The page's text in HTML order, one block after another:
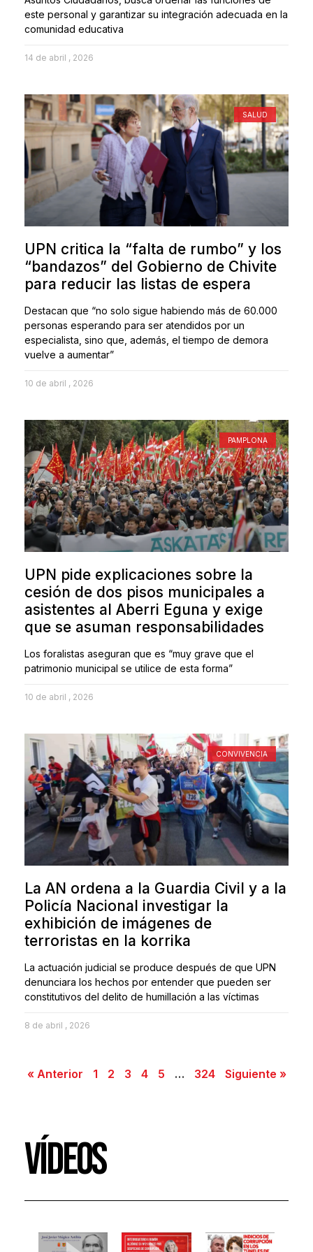
este personal y garantizar su integración adecuada en la
comunidad educativa
14 de abril , 2026
SALUD
UPN critica la “falta de rumbo” y los
“bandazos” del Gobierno de Chivite
para reducir las listas de espera
Destacan que “no solo sigue habiendo más de 60.000
personas esperando para ser atendidos por un
especialista, sino que, además, el tiempo de demora
vuelve a aumentar”
10 de abril , 2026
PAMPLONA
UPN pide explicaciones sobre la
cesión de dos pisos municipales a
asistentes al Aberri Eguna y exige
que se asuman responsabilidades
Los foralistas aseguran que es “muy grave que el
patrimonio municipal se utilice de esta forma”
10 de abril , 2026
CONVIVENCIA
La AN ordena a la Guardia Civil y a la
Policía Nacional investigar la
exhibición de imágenes de
terroristas en la korrika
La actuación judicial se produce después de que UPN
denunciara los hechos por entender que pueden ser
constitutivos del delito de humillación a las víctimas
8 de abril , 2026
« Anterior 1 2 3 4 5 … 324 Siguiente »
VÍDEOS